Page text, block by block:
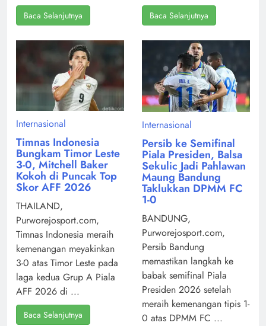
Baca Selanjutnya Baca Selanjutnya
Internasional
Timnas Indonesia
Bungkam Timor Leste
3-0, Mitchell Baker
Kokoh di Puncak Top
Skor AFF 2026
THAILAND,
Purworejosport.com,
Timnas Indonesia meraih
kemenangan meyakinkan
3-0 atas Timor Leste pada
laga kedua Grup A Piala
AFF 2026 di ...
Baca Selanjutnya
Internasional
Persib ke Semifinal
Piala Presiden, Balsa
Sekulic Jadi Pahlawan
Maung Bandung
Taklukkan DPMM FC
1-0
BANDUNG,
Purworejosport.com,
Persib Bandung
memastikan langkah ke
babak semifinal Piala
Presiden 2026 setelah
meraih kemenangan tipis 1-
0 atas DPMM FC ...